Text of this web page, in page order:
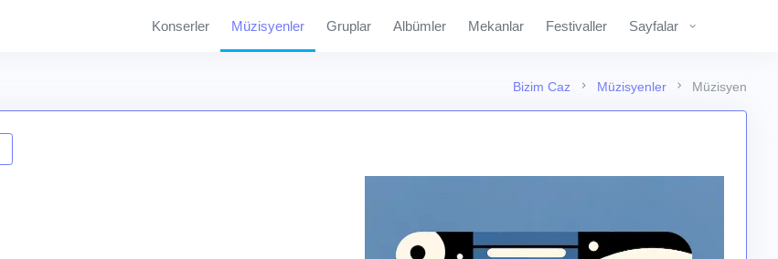
Konserler Müzisyenler Gruplar Albümler Mekanlar Festivaller Sayfalar
Bizim Caz Müzisyenler Müzisyen